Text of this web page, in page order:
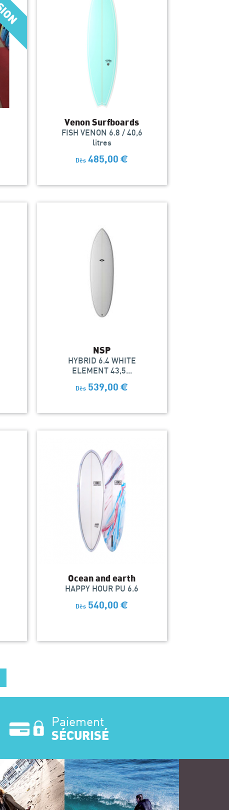
Venon Surfboards
FISH VENON 6.8 / 40,6
litres
Dès 485,00 €
NSP
HYBRID 6.4 WHITE
ELEMENT 43,5...
Dès 539,00 €
Ocean and earth
HAPPY HOUR PU 6.6
Dès 540,00 €
Paiement
SÉCURISÉ